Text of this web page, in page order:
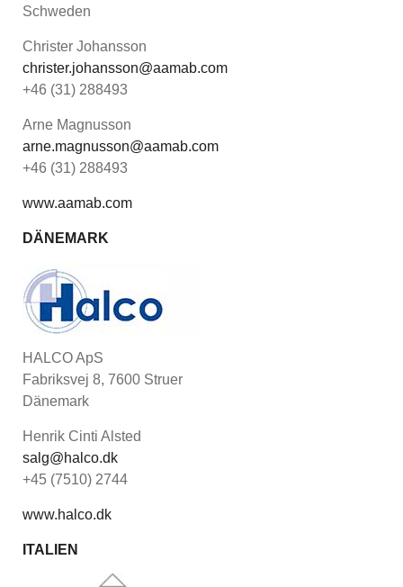
Schweden
Christer Johansson
christer.johansson@aamab.com
+46 (31) 288493
Arne Magnusson
arne.magnusson@aamab.com
+46 (31) 288493
www.aamab.com
DÄNEMARK
HALCO ApS
Fabriksvej 8, 7600 Struer
Dänemark
Henrik Cinti Alsted
salg@halco.dk
+45 (7510) 2744
www.halco.dk
ITALIEN